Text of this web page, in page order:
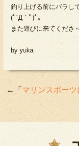
釣り上げる前にバラし
(ﾟ´Д｀ﾟ)ﾟ｡
また遊びに来てくださ
by yuka
←「 マリンスポーツ